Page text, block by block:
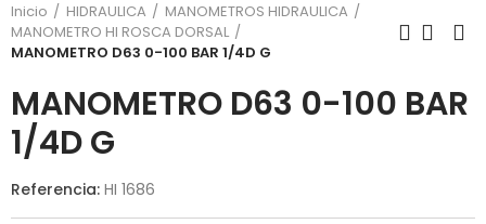
Inicio HIDRAULICA
MANOMETROS HIDRAULICA
MANOMETRO HI ROSCA DORSAL
MANOMETRO D63 0-100 BAR 1/4D G
MANOMETRO D63 0-100 BAR
1/4D G
Referencia: HI 1686